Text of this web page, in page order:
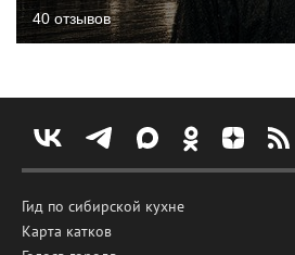
40 отзывов
Гид по сибирской кухне
Карта катков